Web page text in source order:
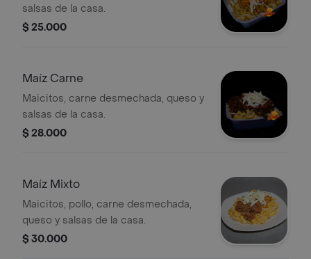
salsas de la casa.
$ 25.000
Maíz Carne
Maicitos, carne desmechada, queso y
salsas de la casa.
$ 28.000
Maíz Mixto
Maicitos, pollo, carne desmechada,
queso y salsas de la casa.
$ 30.000